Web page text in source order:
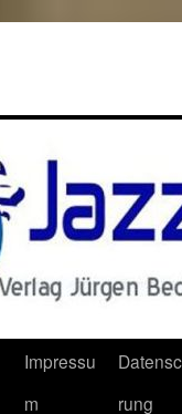
Impressu
m
rung